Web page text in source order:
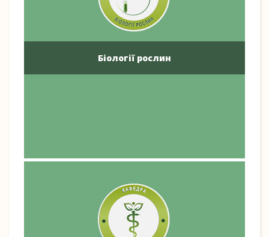
Біології рослин